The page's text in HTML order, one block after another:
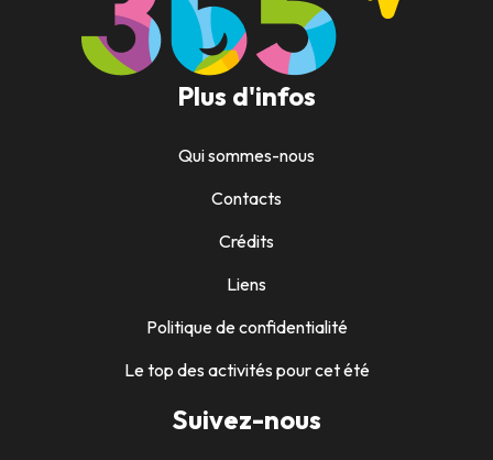
Plus d'infos
Qui sommes-nous
Contacts
Crédits
Liens
Politique de confidentialité
Le top des activités pour cet été
Suivez-nous